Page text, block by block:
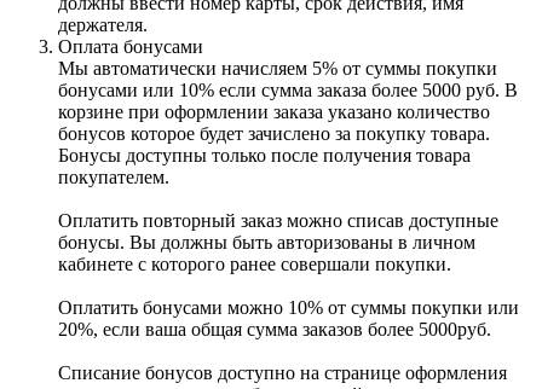
держателя.
Оплата бонусами
Мы автоматически начисляем 5% от суммы покупки
бонусами или 10% если сумма заказа более 5000 руб. В
корзине при оформлении заказа указано количество
бонусов которое будет зачислено за покупку товара.
Бонусы доступны только после получения товара
покупателем.
Оплатить повторный заказ можно списав доступные
бонусы. Вы должны быть авторизованы в личном
кабинете с которого ранее совершали покупки.
Оплатить бонусами можно 10% от суммы покупки или
20%, если ваша общая сумма заказов более 5000руб.
Списание бонусов доступно на странице оформления